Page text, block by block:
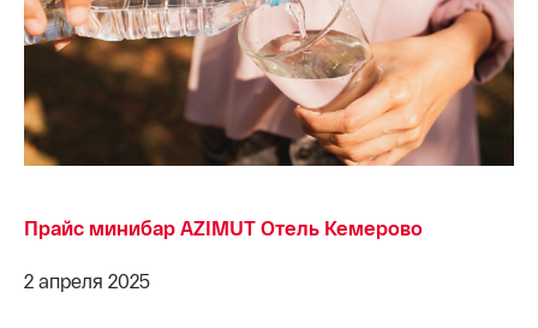
Прайс минибар AZIMUT Отель Кемерово
2 апреля 2025